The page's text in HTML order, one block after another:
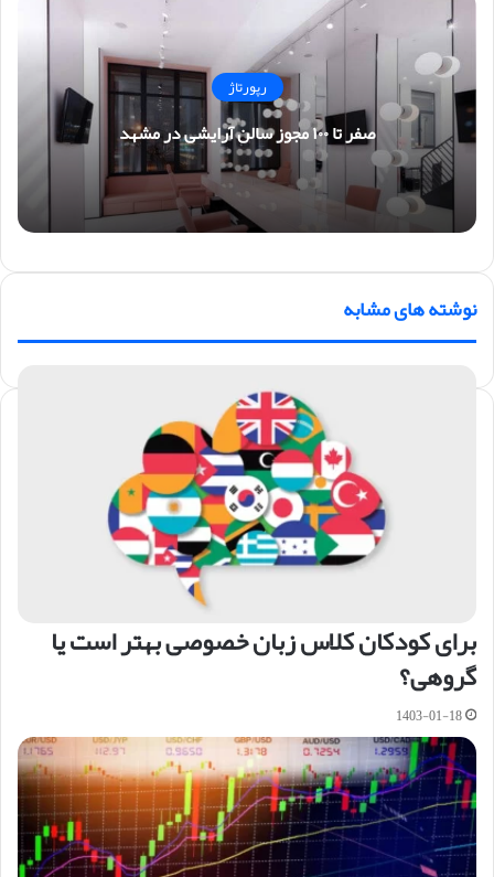
رپورتاژ
صفر تا ۱۰۰ مجوز سالن آرایشی در مشهد
نوشته های مشابه
برای کودکان کلاس زبان خصوصی بهتر است یا
گروهی؟
1403-01-18